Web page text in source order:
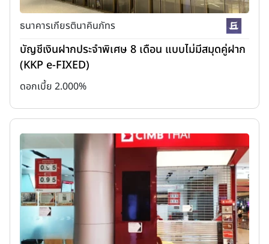
ธนาคารเกียรตินาคินภัทร
บัญชีเงินฝากประจำพิเศษ 8 เดือน แบบไม่มีสมุดคู่ฝาก
(KKP e-FIXED)
ดอกเบี้ย 2.000%